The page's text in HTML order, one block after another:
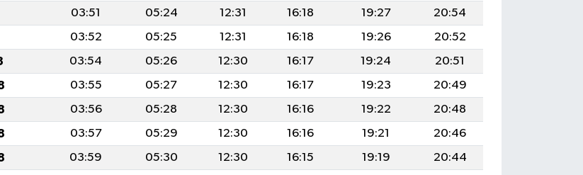
03:51 05:24 12:31 16:18 19:27
20:54
03:52 05:25 12:31 16:18 19:26
20:52
03:54 05:26 12:30 16:17 19:24
20:51
03:55 05:27 12:30 16:17 19:23
20:49
03:56 05:28 12:30 16:16 19:22
20:48
03:57 05:29 12:30 16:16 19:21
20:46
03:59 05:30 12:30 16:15 19:19
20:44